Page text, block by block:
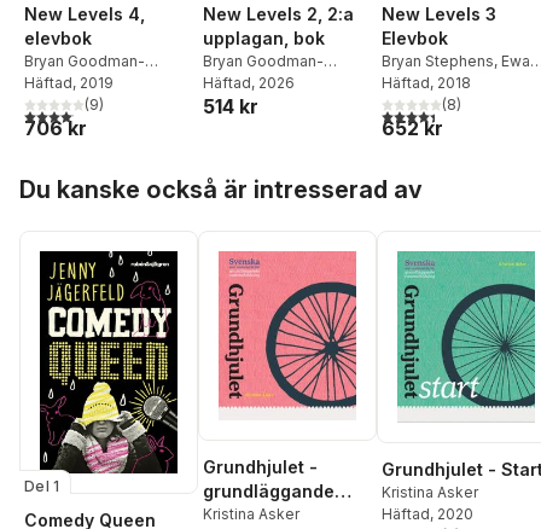
New Levels 4,
elevbok
Bryan Goodman-
Stephens,Ewa Holm
Häftad, 2019
4,1utav 5 stjärnor. Totalt antal röster:
(9)
706 kr
New Levels 2, 2:a
upplagan, bok
Bryan Goodman-
Stephens,Ewa Holm
Häftad, 2026
514 kr
New Levels 3
Elevbok
Bryan Stephens, Ewa
Holm
Häftad, 2018
4,4utav 5 stjärnor.
(8)
652 kr
Du kanske också är intresserad av
Del 1
Comedy Queen
Grundhjulet -
grundläggande
svenska som
Kristina Asker
Grundhjulet -
Kristina Asker
Häftad, 2020